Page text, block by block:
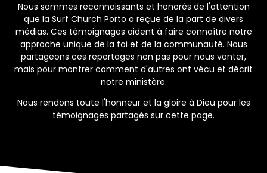
Nous sommes reconnaissants et honorés de l'attention
que la Surf Church Porto a reçue de la part de divers
médias. Ces témoignages aident à faire connaître notre
approche unique de la foi et de la communauté. Nous
partageons ces reportages non pas pour nous vanter,
mais pour montrer comment d'autres ont vécu et décrit
notre ministère.
Nous rendons toute l'honneur et la gloire à Dieu pour les
témoignages partagés sur cette page.